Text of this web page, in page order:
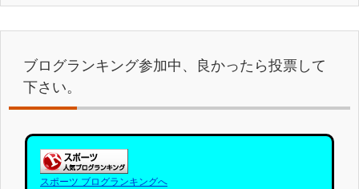
ブログランキング参加中、良かったら投票して
下さい。
スポーツ ブログランキングへ